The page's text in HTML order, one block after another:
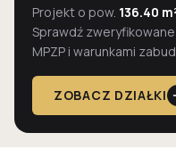
Projekt o pow. 136.40
Sprawdź zweryfikowane
MPZP i warunkami
ZOBACZ DZIAŁKI